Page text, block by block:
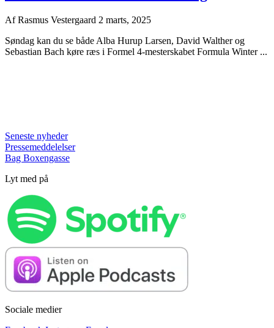
AfRasmus Vestergaard 2 marts, 2025
Søndag kan du se både Alba Hurup Larsen, David Walther og
Sebastian Bach køre ræs i Formel 4-mesterskabet Formula Winter ...
Seneste nyheder
Pressemeddelelser
Bag Boxengasse
Lyt med på
Sociale medier